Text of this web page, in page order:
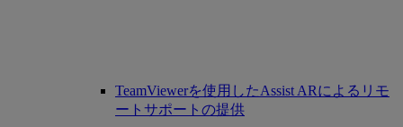
TeamViewerを使用したAssist ARによるリモ
ートサポートの提供